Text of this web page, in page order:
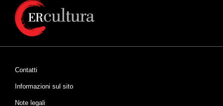
Contatti
Informazioni sul sito
Note legali